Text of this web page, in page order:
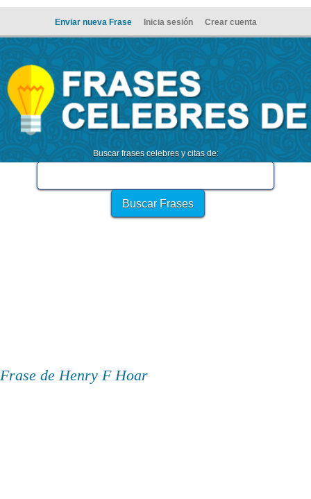
Enviar nueva Frase Inicia sesión Crear cuenta
Buscar frases celebres y citas de:
Frase de Henry F Hoar